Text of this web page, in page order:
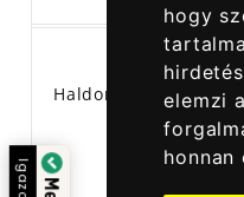
hogy
elemzi
Haldorádó